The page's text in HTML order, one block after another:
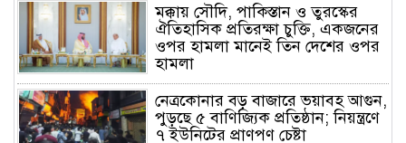
মক্কায় সৌদি, পাকিস্তান ও তুরস্কের
ঐতিহাসিক প্রতিরক্ষা চুক্তি, একজনের
ওপর হামলা মানেই তিন দেশের ওপর
হামলা
নেত্রকোনার বড় বাজারে ভয়াবহ আগুন,
পুড়ছে ৫ বাণিজ্যিক প্রতিষ্ঠান; নিয়ন্ত্রণে
৭ ইউনিটের প্রাণপণ চেষ্টা